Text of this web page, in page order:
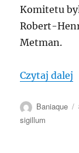
Komitetu
Robert-
Metman.
Czytaj dalej
Autor
Baniaque
sigillum